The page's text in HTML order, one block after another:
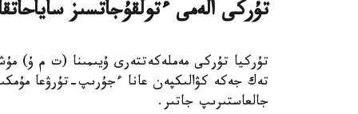
تۇركى الەمى ءتولقۇجاتسىز
تۇركيا تۇركى مەملەكەتتەرى ۇيىمىنا (ت م ۇ)
تەك جەكە كۋالىكپەن عانا ءجۇرىپ-تۇرۋعا
جالعاستىرىپ جاتىر.